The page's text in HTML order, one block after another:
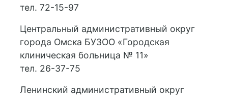
тел. 72-15-97
Центральный административный округ
города Омска БУЗОО «Городская
клиническая больница № 11»
тел. 26-37-75
Ленинский административный округ